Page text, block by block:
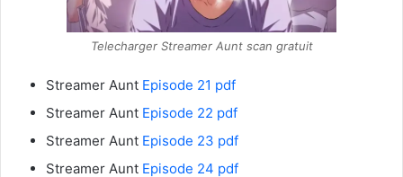
Telecharger Streamer Aunt scan gratuit
Streamer Aunt Episode 21 pdf
Streamer Aunt Episode 22 pdf
Streamer Aunt Episode 23 pdf
Streamer Aunt Episode 24 pdf